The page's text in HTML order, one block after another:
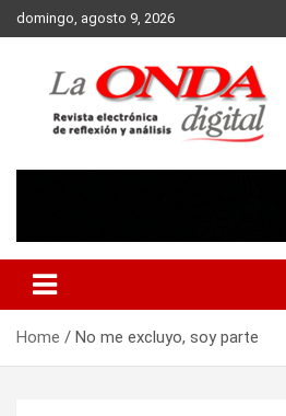
Skip
to
domingo, agosto 9, 2026
Home No me excluyo, soy parte